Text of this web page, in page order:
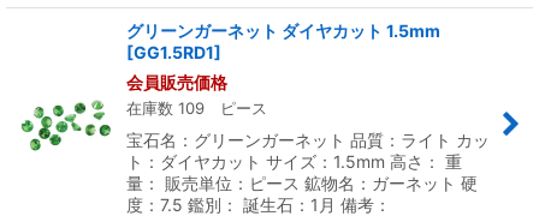
グリーンガーネット ダイヤカット 1.5mm
[GG1.5RD1]
会員販売価格
在庫数 109 ピース
宝石名：グリーンガーネット 品質：ライト カッ
ト：ダイヤカット サイズ：1.5mm 高さ： 重
量： 販売単位：ピース 鉱物名：ガーネット 硬
度：7.5 鑑別： 誕生石：1月 備考：